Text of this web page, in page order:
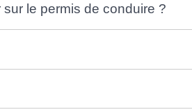
le permis de conduire ?